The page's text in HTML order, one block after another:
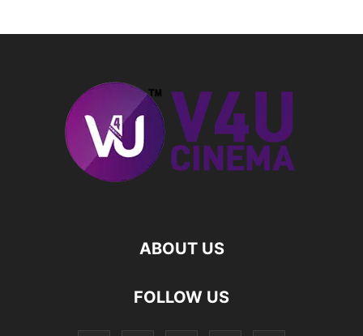
ABOUT US
FOLLOW US